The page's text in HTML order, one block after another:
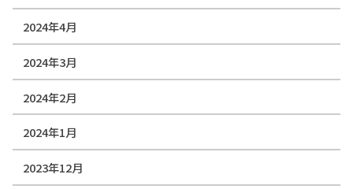
2024年4月
2024年3月
2024年2月
2024年1月
2023年12月